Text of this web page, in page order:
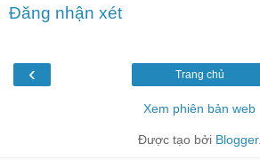
Đăng nhận xét
‹ Trang chủ
Xem phiên bản web
Được tạo bởi Blogger.